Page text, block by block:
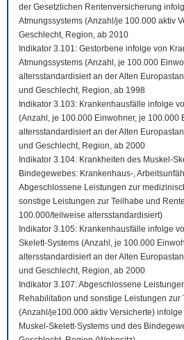
der Gesetzlichen Rentenversicherung
Atmungssystems (Anzahl/je 100.000 aktiv
Geschlecht, Region, ab 2010
Indikator 3.101: Gestorbene infolge von
Atmungssystems (Anzahl, je 100.000
altersstandardisiert an der Alten
und Geschlecht, Region, ab 1998
Indikator 3.103: Krankenhausfälle infolge
(Anzahl, je 100.000 Einwohner, je 100.000
altersstandardisiert an der Alten
und Geschlecht, Region, ab 2000
Indikator 3.104: Krankheiten des Muskel-
Bindegewebes: Krankenhaus-,
Abgeschlossene Leistungen zur
sonstige Leistungen zur Teilhabe und
100.000/teilweise altersstandardisiert)
Indikator 3.105: Krankenhausfälle infolge
Skelett-Systems (Anzahl, je 100.000
altersstandardisiert an der Alten
und Geschlecht, Region, ab 2000
Indikator 3.107: Abgeschlossene
Rehabilitation und sonstige Leistungen zur
(Anzahl/je100.000 aktiv Versicherte)
Muskel-Skelett-Systems und des